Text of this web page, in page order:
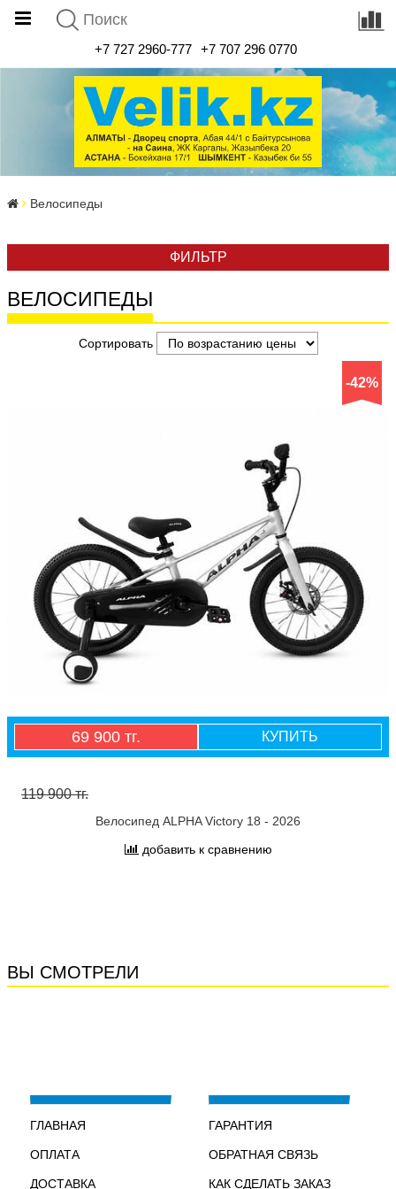
+7 727 2960-777 +7 707 296 0770
Велосипеды
ФИЛЬТР
ВЕЛОСИПЕДЫ
Сортировать
-42%
69 900 тг. КУПИТЬ
119 900 тг.
Велосипед ALPHA Victory 18 - 2026
добавить к сравнению
ВЫ СМОТРЕЛИ
ГЛАВНАЯ
ОПЛАТА
ДОСТАВКА
ГАРАНТИЯ
ОБРАТНАЯ СВЯЗЬ
КАК СДЕЛАТЬ ЗАКАЗ